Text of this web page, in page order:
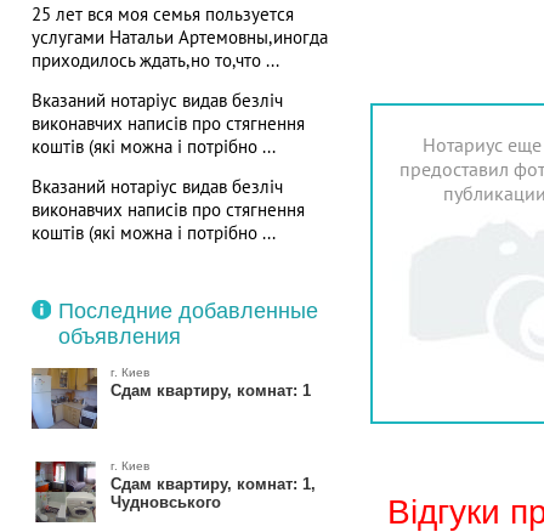
25 лет вся моя семья пользуется
услугами Натальи Артемовны,иногда
приходилось ждать,но то,что ...
Вказаний нотаріус видав безліч
виконавчих написів про стягнення
коштів (які можна і потрібно ...
Вказаний нотаріус видав безліч
виконавчих написів про стягнення
коштів (які можна і потрібно ...
Последние добавленные
объявления
г. Киев
Сдам квартиру, комнат: 1
г. Киев
Сдам квартиру, комнат: 1,
Чудновського
Нотариус
предоставил
Відгуки